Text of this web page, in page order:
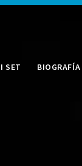
SET BIOGRAFÍA